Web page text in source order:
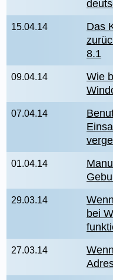
15.04.14
Das
8.1
09.04.14
Wie
07.04.14
01.04.14
29.03.14
bei
27.03.14